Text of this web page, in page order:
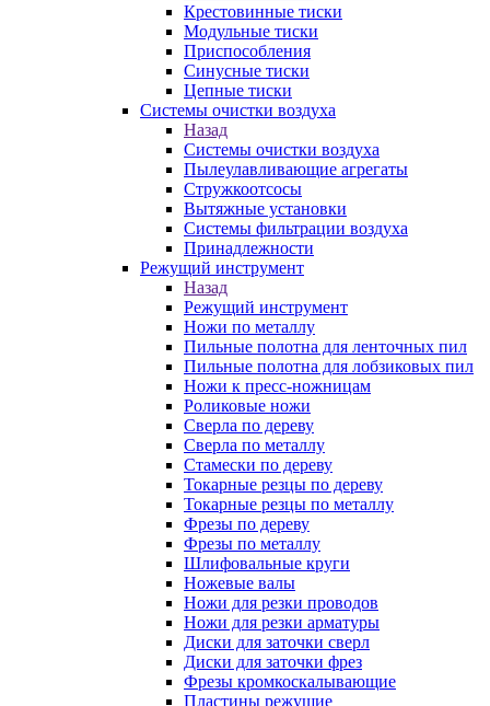
Крестовинные тиски
Модульные тиски
Приспособления
Синусные тиски
Цепные тиски
Системы очистки воздуха
Назад
Системы очистки воздуха
Пылеулавливающие агрегаты
Стружкоотсосы
Вытяжные установки
Системы фильтрации воздуха
Принадлежности
Режущий инструмент
Назад
Режущий инструмент
Ножи по металлу
Пильные полотна для ленточных пил
Пильные полотна для лобзиковых пил
Ножи к пресс-ножницам
Роликовые ножи
Сверла по дереву
Сверла по металлу
Стамески по дереву
Токарные резцы по дереву
Токарные резцы по металлу
Фрезы по дереву
Фрезы по металлу
Шлифовальные круги
Ножевые валы
Ножи для резки проводов
Ножи для резки арматуры
Диски для заточки сверл
Диски для заточки фрез
Фрезы кромкоскалывающие
Пластины режущие